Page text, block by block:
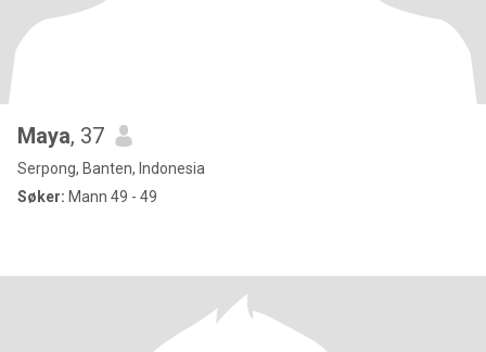
Maya, 37
Serpong, Banten, Indonesia
Søker: Mann 49 - 49